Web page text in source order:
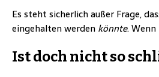
Es steht sicherlich außer Frage,
eingehalten werden könnte.
Ist doch nicht so